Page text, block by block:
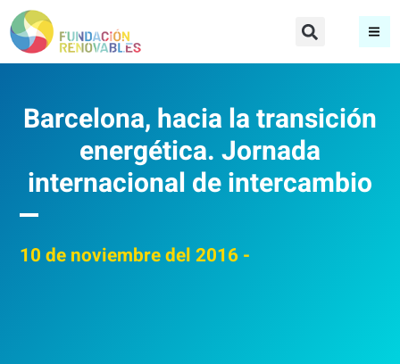
Barcelona, hacia la transición
energética. Jornada
internacional de intercambio
10 de noviembre del 2016-